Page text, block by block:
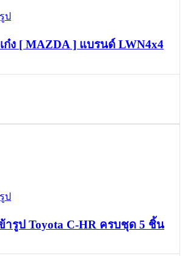
ป
ก๋ง [ MAZDA ] แบรนด์ LWN4x4
ป
ารูป Toyota C-HR ครบชุด 5 ชิ้น